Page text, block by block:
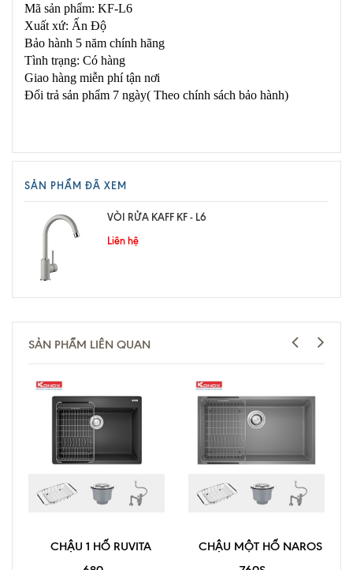
Mã sản phẩm: KF-L6
Xuất xứ: Ấn Độ
Bảo hành 5 năm chính hãng
Tình trạng: Có hàng
Giao hàng miễn phí tận nơi
Đổi trả sản phẩm 7 ngày( Theo chính sách bảo hành)
SẢN PHẨM ĐÃ XEM
VÒI RỬA KAFF KF - L6
Liên hệ
SẢN PHẨM LIÊN QUAN
CHẬU 1 HỐ RUVITA
CHẬU MỘT HỐ NAROS